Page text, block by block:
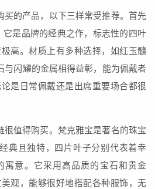
买的产品，以下三样常受推荐。首先
是品牌的经典之作，标志性的四叶
高。材质上有多种选择，如红玉髓
与闪耀的金属相得益彰，能为佩戴者
是日常佩戴还是出席重要场合都很
值得购买。梵克雅宝是著名的珠宝
典且独特，四片叶子分别代表着幸
寓意。它采用高品质的宝石和贵金
观，能够很好地搭配各种服饰，无